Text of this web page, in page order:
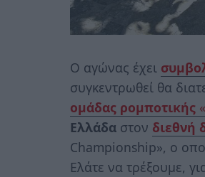
Ο αγώνας έχει
συγκεντρωθεί θα
ομάδας ρομποτικής «
Ελλάδα στον διεθνή
Championship», ο
Ελάτε να τρέξουμε,